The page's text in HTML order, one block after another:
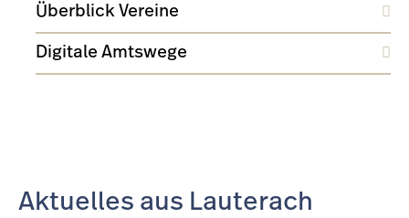
Überblick Vereine
Digitale Amtswege
Aktuelles aus Lauterach